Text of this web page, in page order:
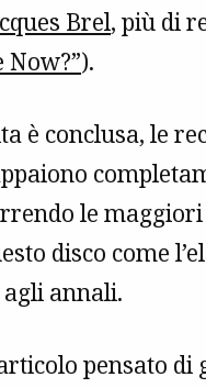
Brel, più di
Now?”).
è conclusa, le
le
disco come
agli annali.
pensato